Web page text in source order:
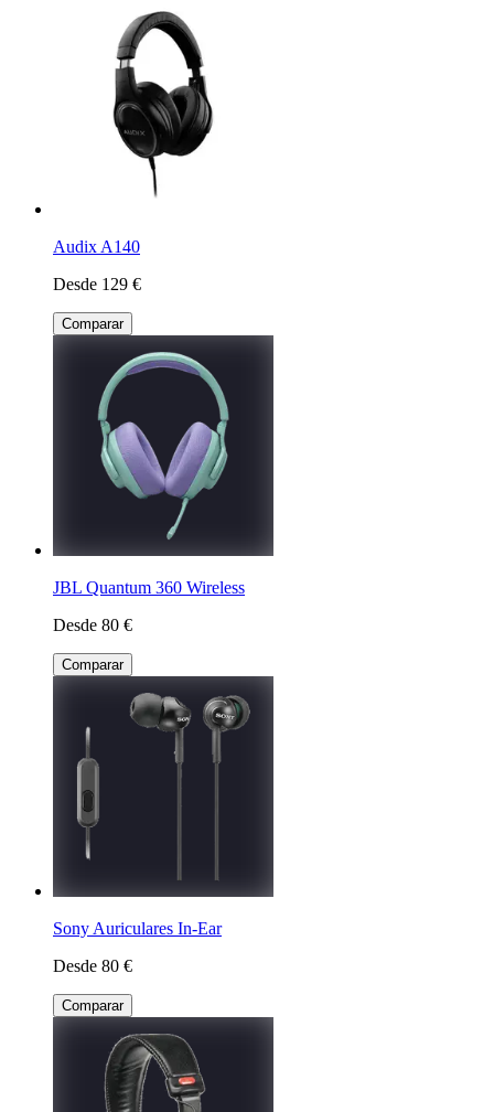
Audix A140
Desde 129 €
Comparar
JBL Quantum 360 Wireless
Desde 80 €
Comparar
Sony Auriculares In-Ear
Desde 80 €
Comparar